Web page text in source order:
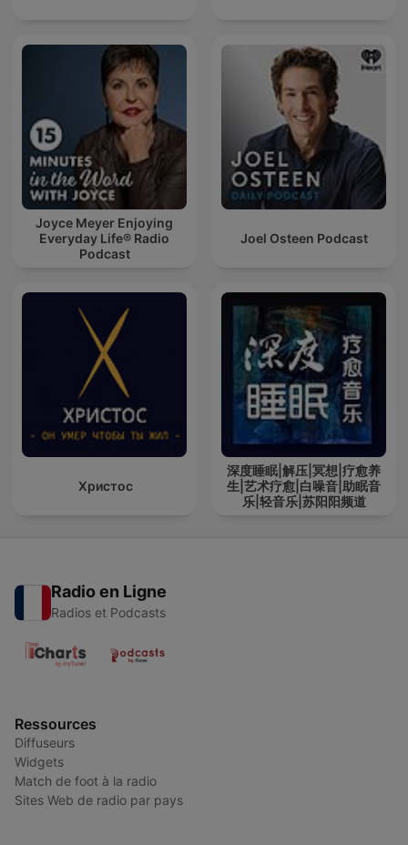
Joyce Meyer Enjoying
Everyday Life® Radio
Podcast
Joel Osteen Podcast
Христос
深度睡眠|解压|冥想|疗愈养
生|艺术疗愈|白噪音|助眠音
乐|轻音乐|苏阳阳频道
Radio en Ligne
Radios et Podcasts
Ressources
Diffuseurs
Widgets
Match de foot à la radio
Sites Web de radio par pays